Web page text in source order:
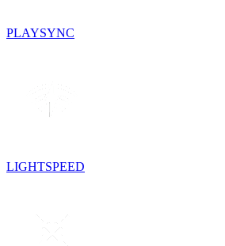
PLAYSYNC
LIGHTSPEED